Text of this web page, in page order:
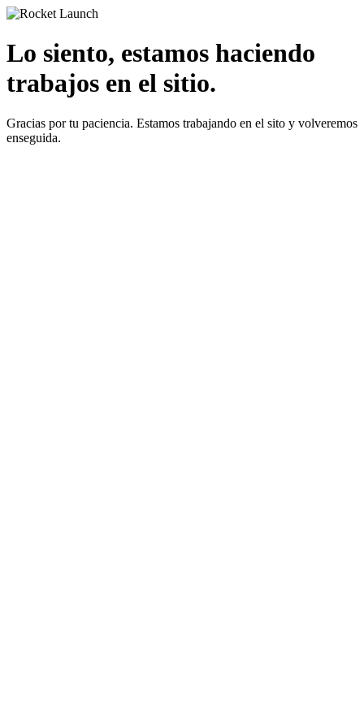
Lo siento, estamos haciendo
trabajos en el sitio.
Gracias por tu paciencia. Estamos trabajando en el sito y volveremos
enseguida.